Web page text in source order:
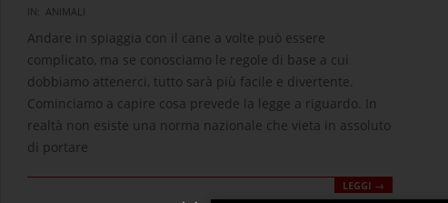
2021-
06-
17
IN: ANIMALI
Andare in spiaggia con il cane a volte può essere
complicato, ma se conosciamo le regole di base a cui
dobbiamo attenerci, tutto sarà più facile e divertente.
Cominciamo a capire cosa prevede la legge a riguardo. In
realtà non esiste una norma nazionale che vieta in assoluto
di portare
LEGGI →